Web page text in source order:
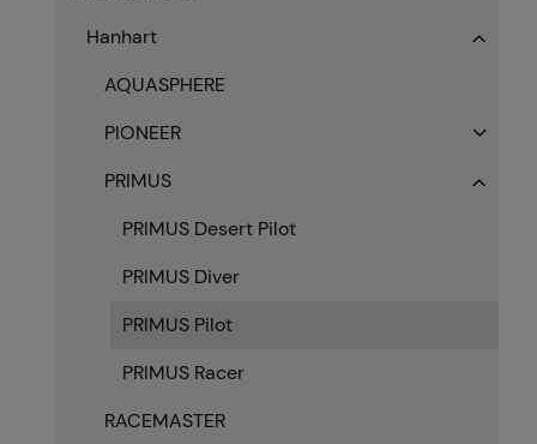
Hanhart
AQUASPHERE
PIONEER
PRIMUS
PRIMUS Desert Pilot
PRIMUS Diver
PRIMUS Pilot
PRIMUS Racer
RACEMASTER